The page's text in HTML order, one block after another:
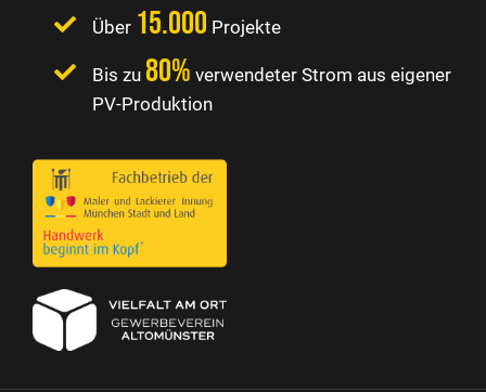
Über 15.000 Projekte
Bis zu 80% verwendeter Strom aus eigener
PV-Produktion